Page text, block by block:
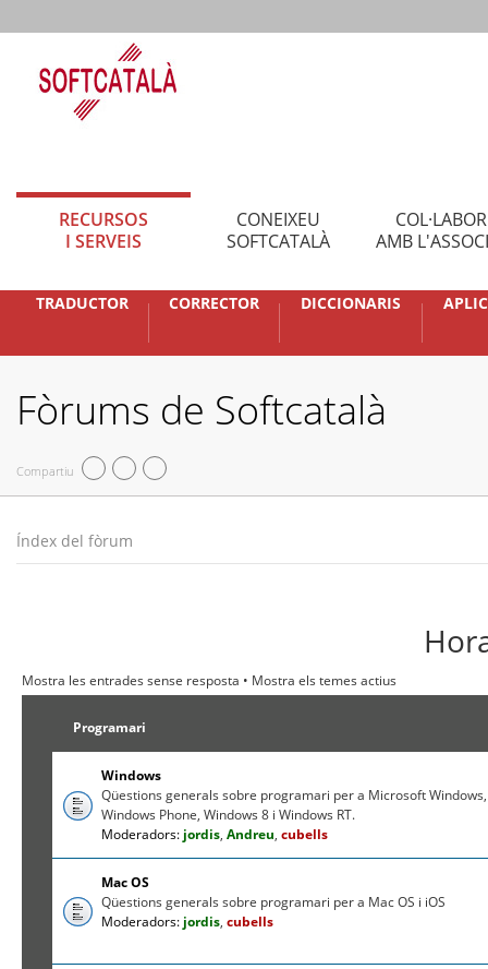
RECURSOS
I SERVEIS
CONEIXEU
SOFTCATALÀ
AMB
TRADUCTOR CORRECTOR DICCIONARIS
Fòrums de Softcatalà
Compartiu
Índex del fòrum
Mostra les entrades sense resposta • Mostra els temes actius
Programari
Windows
Qüestions generals sobre programari per a Microsoft Windows,
Windows Phone, Windows 8 i Windows RT.
Moderadors: jordis,Andreu,cubells
Mac OS
Qüestions generals sobre programari per a Mac OS i iOS
Moderadors: jordis,cubells